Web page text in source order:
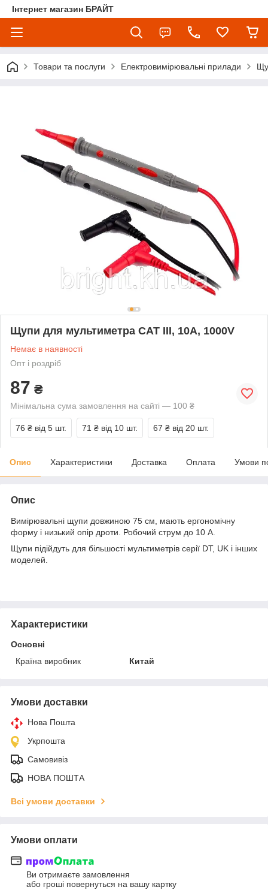
Інтернет магазин БРАЙТ
Товари та послуги Електровимірювальні прилади
Щупи для мультиметра CAT III, 10А, 1000V
Немає в наявності
Опт і роздріб
87 ₴
Мінімальна сума замовлення на сайті — 100 ₴
76 ₴ від 5 шт. 71 ₴ від 10 шт. 67 ₴ від 20 шт.
Опис Характеристики Доставка Оплата Умови
Опис
Вимірювальні щупи довжиною 75 см, мають ергономічну
форму і низький опір дроти. Робочий струм до 10 А.
Щупи підійдуть для більшості мультиметрів серії DT, UK і інших
моделей.
Характеристики
Основні
Країна виробник
Китай
Умови доставки
Нова Пошта
Укрпошта
Самовивіз
НОВА ПОШТА
Всі умови доставки
Умови оплати
Ви отримаєте замовлення
або гроші повернуться на вашу картку